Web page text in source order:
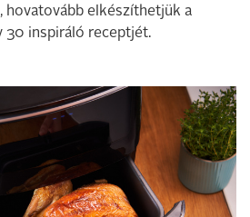
hovatovább elkészíthetjük a
30 inspiráló receptjét.